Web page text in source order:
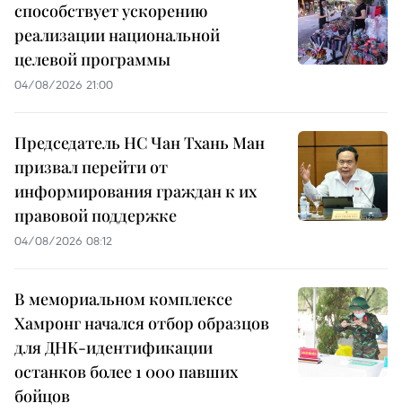
способствует ускорению
реализации национальной
целевой программы
04/08/2026 21:00
Председатель НС Чан Тхань Ман
призвал перейти от
информирования граждан к их
правовой поддержке
04/08/2026 08:12
В мемориальном комплексе
Хамронг начался отбор образцов
для ДНК-идентификации
останков более 1 000 павших
бойцов